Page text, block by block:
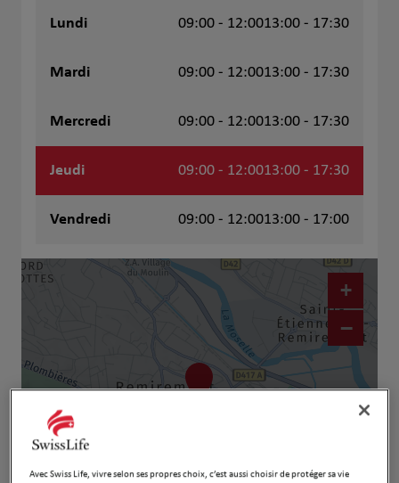
Lundi 09:00 - 12:0013:00 - 17:30
Mardi 09:00 - 12:0013:00 - 17:30
Mercredi 09:00 - 12:0013:00 - 17:30
Jeudi 09:00 - 12:0013:00 - 17:30
Vendredi 09:00 - 12:0013:00 - 17:00
+
−
Avec Swiss Life, vivre selon ses propres choix, c’est aussi choisir de protéger sa vie